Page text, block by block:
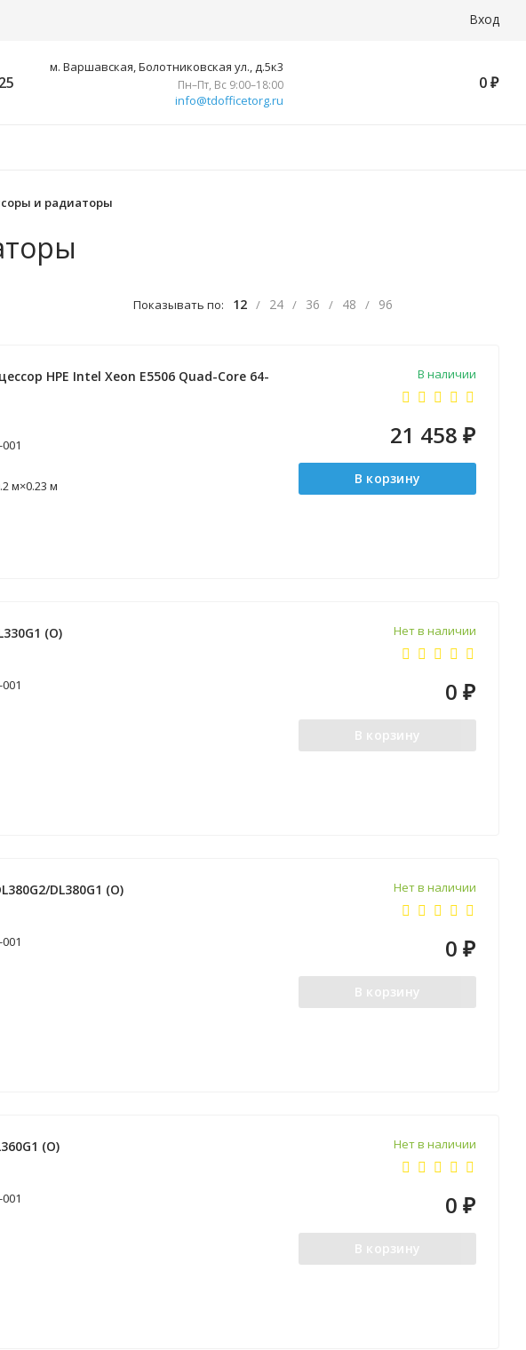
Вход
м. Варшавская, Болотниковская ул., д.5к3
Пн–Пт, Вс 9:00–18:00
info@tdofficetorg.ru
0 ₽
и радиаторы
Показывать по: 12 / 24 / 36 / 48 / 96
HPE Intel Xeon E5506 Quad-Core 64-
м×0.23 м
В наличии
21 458 ₽
В корзину
(O) Нет в наличии
0 ₽
В корзину
DL380G1 (O) Нет в наличии
0 ₽
В корзину
(O) Нет в наличии
0 ₽
В корзину